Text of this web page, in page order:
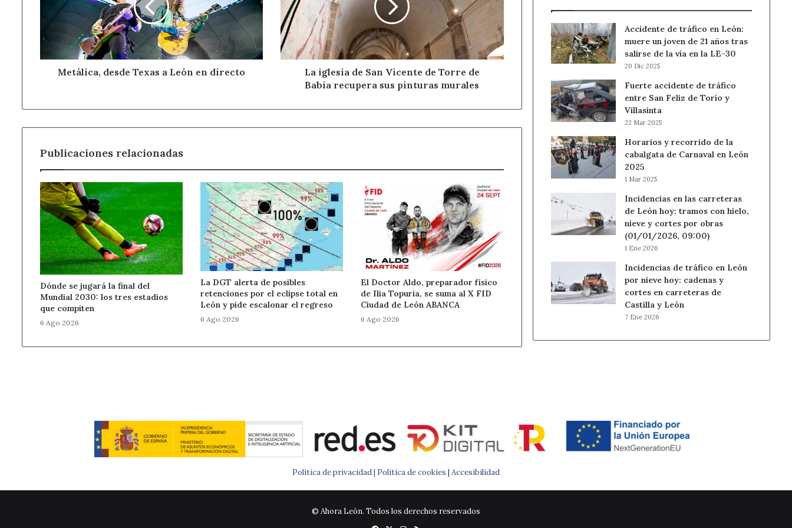
Metálica, desde Texas a León en directo
Vicente
de
Torre
de
Babia
recupera
murales
La iglesia de San Vicente de Torre de
Babia recupera sus pinturas murales
Publicaciones relacionadas
Dónde se jugará la final del
Mundial 2030: los tres estadios
que compiten
6 Ago 2026
La DGT alerta de posibles
retenciones por el eclipse total en
León y pide escalonar el regreso
6 Ago 2026
El Doctor Aldo, preparador físico
de Ilia Topuria, se suma al X FID
Ciudad de León ABANCA
6 Ago 2026
Accidente de tráfico en León:
muere un joven de 21 años tras
salirse de la vía en la LE-30
20 Dic 2025
Fuerte accidente de tráfico
entre San Feliz de Torío y
Villasinta
22 Mar 2025
Horarios y recorrido de la
cabalgata de Carnaval en León
2025
1 Mar 2025
Incidencias en las carreteras
de León hoy: tramos con hielo,
nieve y cortes por obras
(01/01/2026, 09:00)
1 Ene 2026
Incidencias de tráfico en León
por nieve hoy: cadenas y
cortes en carreteras de
Castilla y León
7 Ene 2026
Política de privacidad | Política de cookies | Accesibilidad
© Ahora León. Todos los derechos reservados